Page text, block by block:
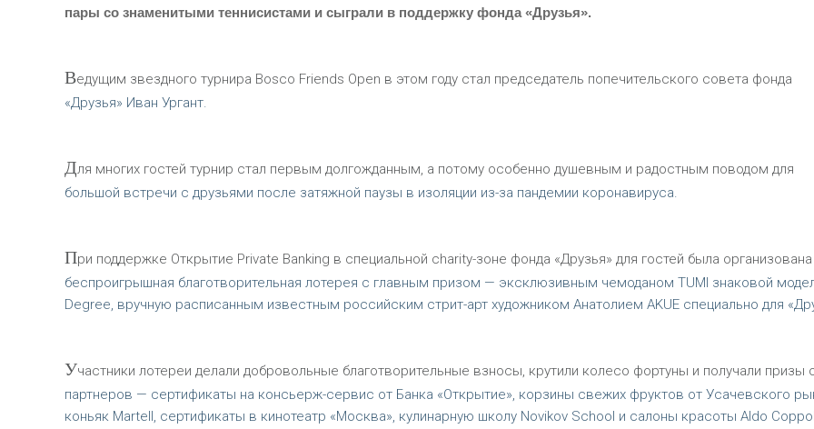
пары со знаменитыми теннисистами и сыграли в поддержку фонда «Друзья».
Ведущим звездного турнира Bosco Friends Open в этом году стал председатель попечительского совета фонда
«Друзья» Иван Ургант.
Для многих гостей турнир стал первым долгожданным, а потому особенно душевным и радостным поводом для
большой встречи с друзьями после затяжной паузы в изоляции из-за пандемии коронавируса.
При поддержке Открытие Private Banking в специальной charity-зоне фонда «Друзья» для гостей была организована
беспроигрышная благотворительная лотерея с главным призом — эксклюзивным чемоданом TUMI знаковой
Degree, вручную расписанным известным российским стрит-арт художником Анатолием AKUE специально для
Участники лотереи делали добровольные благотворительные взносы, крутили колесо фортуны и получали призы
партнеров — сертификаты на консьерж-сервис от Банка «Открытие», корзины свежих фруктов от Усачевского
коньяк Martell, сертификаты в кинотеатр «Москва», кулинарную школу Novikov School и салоны красоты Aldo